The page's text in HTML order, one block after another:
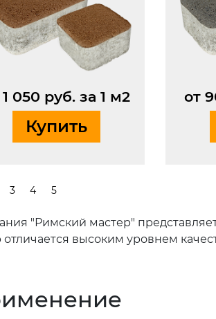
1 050 руб. за 1 м2
Купить
от
3 4 5
"Римский мастер"
отличается высоким уровнем